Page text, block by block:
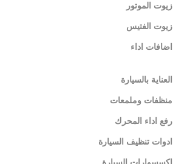
زيوت الموتور
زيوت الفتيس
اضافات اداء
العناية بالسيارة
منظفات وملمعات
رفع اداء المحرك
ادوات تنظيف السيارة